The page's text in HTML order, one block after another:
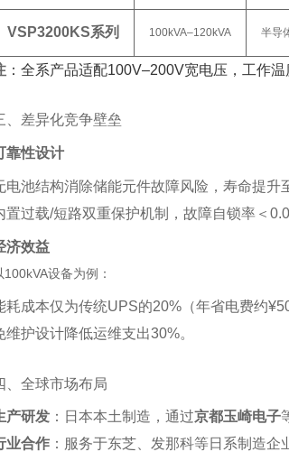
VSP3200KS系列 100kVA–120kVA 半导
：全系产品适配100V–200V宽电压，工作
、差异化竞争壁垒
靠性设计
电池结构消除储能元件故障风险，寿命提升
置过载/短路双重保护机制，故障自锁率＜
济效益
100kVA设备为例：
耗成本仅为传统UPS的20%（年省电费约
维护设计降低运维支出30%。‌
、全球市场布局
产研发 ‌：日本本土制造，通过‌京都玉崎电子
业合作 ：服务于东芝、发那科等日系制造企